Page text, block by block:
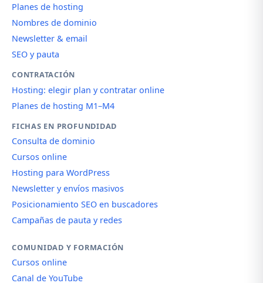
Planes de hosting
Nombres de dominio
Newsletter & email
SEO y pauta
CONTRATACIÓN
Hosting: elegir plan y contratar online
Planes de hosting M1–M4
FICHAS EN PROFUNDIDAD
Consulta de dominio
Cursos online
Hosting para WordPress
Newsletter y envíos masivos
Posicionamiento SEO en buscadores
Campañas de pauta y redes
COMUNIDAD Y FORMACIÓN
Cursos online
Canal de YouTube